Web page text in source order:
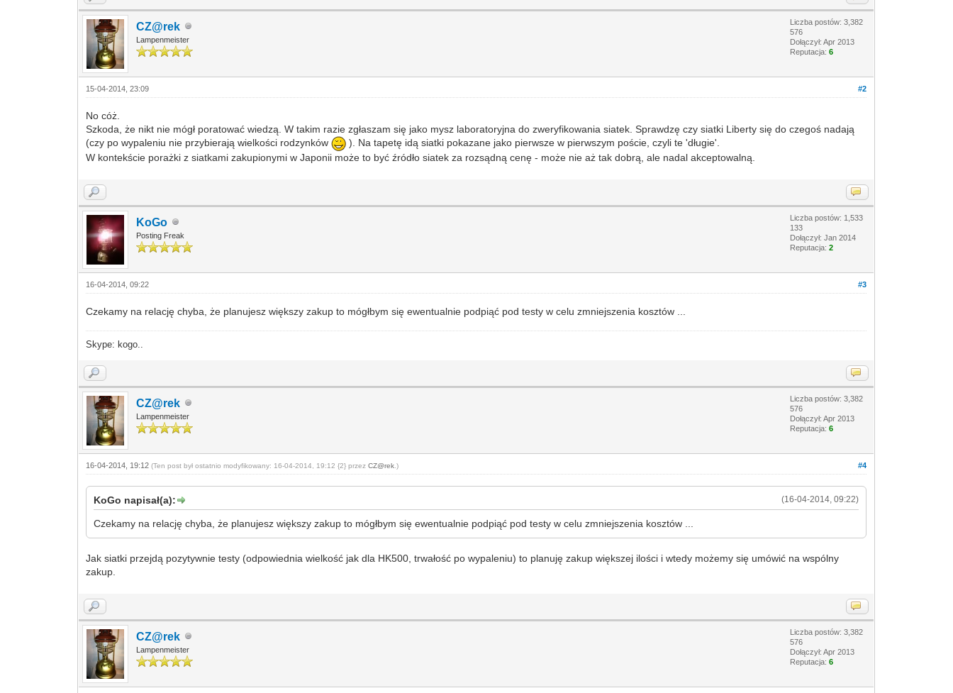
CZ@rek
Lampenmeister
Liczba postów: 3,382
576
Dołączył: Apr 2013
Reputacja:6
#2
15-04-2014, 23:09
No cóż.
Szkoda, że nikt nie mógł poratować wiedzą. W takim razie zgłaszam się jako mysz laboratoryjna do zweryfikowania siatek. Sprawdzę czy siatki Liberty się do czegoś nadają
(czy po wypaleniu nie przybierają wielkości rodzynków
). Na tapetę idą siatki pokazane jako pierwsze w pierwszym poście, czyli te 'długie'.
W kontekście porażki z siatkami zakupionymi w Japonii może to być źródło siatek za rozsądną cenę - może nie aż tak dobrą, ale nadal akceptowalną.
KoGo
Posting Freak
Liczba postów: 1,533
133
Dołączył: Jan 2014
Reputacja:2
#3
16-04-2014, 09:22
Czekamy na relację chyba, że planujesz większy zakup to mógłbym się ewentualnie podpiąć pod testy w celu zmniejszenia kosztów ...
Skype: kogo..
CZ@rek
Lampenmeister
Liczba postów: 3,382
576
Dołączył: Apr 2013
Reputacja:6
#4
16-04-2014, 19:12(Ten post był ostatnio modyfikowany: 16-04-2014, 19:12 {2} przezCZ@rek .)
(16-04-2014, 09:22)
KoGo napisał(a):
Czekamy na relację chyba, że planujesz większy zakup to mógłbym się ewentualnie podpiąć pod testy w celu zmniejszenia kosztów ...
Jak siatki przejdą pozytywnie testy (odpowiednia wielkość jak dla HK500, trwałość po wypaleniu) to planuję zakup większej ilości i wtedy możemy się umówić na wspólny
zakup.
CZ@rek
Lampenmeister
Liczba postów: 3,382
576
Dołączył: Apr 2013
Reputacja:6